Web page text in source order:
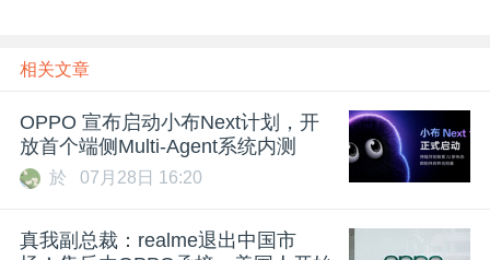
相关文章
OPPO 宣布启动小布Next计划，开
放首个端侧Multi-Agent系统内测
於 07月28日 16:20
真我副总裁：realme退出中国市